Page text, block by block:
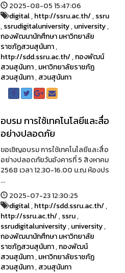
2025-08-05 15:47:06
digital,http://ssru.ac.th/,ssru
,ssrudigitaluniversity,university,
กองพัฒนานักศึกษา มหาวิทยาลัย
ราชภัฏสวนสุนันทา,
http://sdd.ssru.ac.th/,กองพัฒน์
สวนสุนันทา,มหาวิทยาลัยราชภัฏ
สวนสุนันทา,สวนสุนันทา
อบรม การใช้เทคโนโลยีและสื่อ
อย่างปลอดภัย
ขอเชิญอบรม การใช้เทคโนโลยีและสื่อ
อย่างปลอดภัยวันอังคารที่ 5 สิงหาคม
2568 เวลา 12.30-16.00 น.ณ ห้องปร
...
2025-07-23 12:30:25
digital,http://sdd.ssru.ac.th/,
http://ssru.ac.th/,ssru,
ssrudigitaluniversity,university,
กองพัฒนานักศึกษา มหาวิทยาลัย
ราชภัฏสวนสุนันทา,กองพัฒน์
สวนสุนันทา,มหาวิทยาลัยราชภัฏ
สวนสุนันทา,สวนสุนันทา